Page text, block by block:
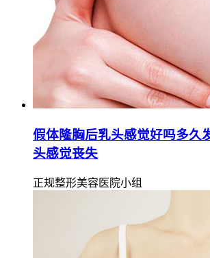
假体隆胸后乳头感觉好吗多久
头感觉丧失
正规整形美容医院小组